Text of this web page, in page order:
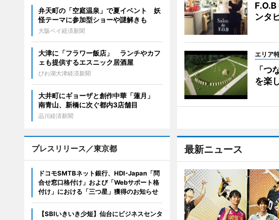
ンタ
エリア
「つ
を楽
最新ニュース
弁天町の「空庭温泉」で夏イベント 妖
怪テーマに参加型ショーや謎解きも
大阪ベイ経済新聞
大津に「フラワー飯店」 ランチやカフ
ェも提供するエスニック居酒屋
びわ湖大津経済新聞
大井町にギョーザと創作中華「蓮月」
南青山、新橋に次ぐ都内3店舗目
品川経済新聞
プレスリリース／東京都
ドコモSMTBネット銀行、HDI-Japan「問
合せ窓口格付け」および「Webサポート格
付け」における「三つ星」獲得のお知らせ
【SBIいきいき少短】仙台にビジネスセンタ